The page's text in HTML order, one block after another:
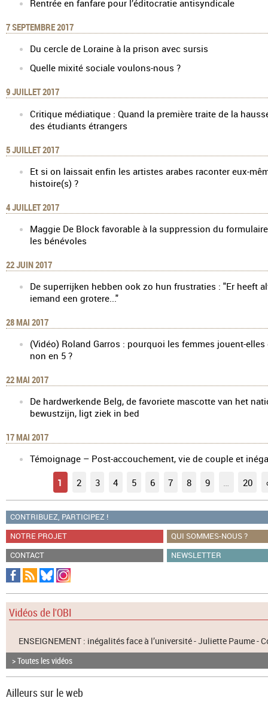
Rentrée en fanfare pour l’éditocratie antisyndicale
7 SEPTEMBRE 2017
Du cercle de Loraine à la prison avec sursis
Quelle mixité sociale voulons-nous ?
9 JUILLET 2017
Critique médiatique : Quand la première traite de la
des étudiants étrangers
5 JUILLET 2017
Et si on laissait enfin les artistes arabes raconter eux-
histoire(s) ?
4 JUILLET 2017
Maggie De Block favorable à la suppression du
les bénévoles
22 JUIN 2017
De superrijken hebben ook zo hun frustraties : "Er heeft
iemand een grotere..."
28 MAI 2017
(Vidéo) Roland Garros : pourquoi les femmes jouent-elles
non en 5 ?
22 MAI 2017
De hardwerkende Belg, de favoriete mascotte van het
bewustzijn, ligt ziek in bed
17 MAI 2017
Témoignage – Post-accouchement, vie de couple et
1
2 3 4 5 6 7 8 9 20
CONTRIBUEZ, PARTICIPEZ !
NOTRE PROJET
QUI SOMMES-NOUS ?
CONTACT
NEWSLETTER
Vidéos de l'OBI
ENSEIGNEMENT : inégalités face à l’université - Juliette Paume -
> Toutes les vidéos
Ailleurs sur le web